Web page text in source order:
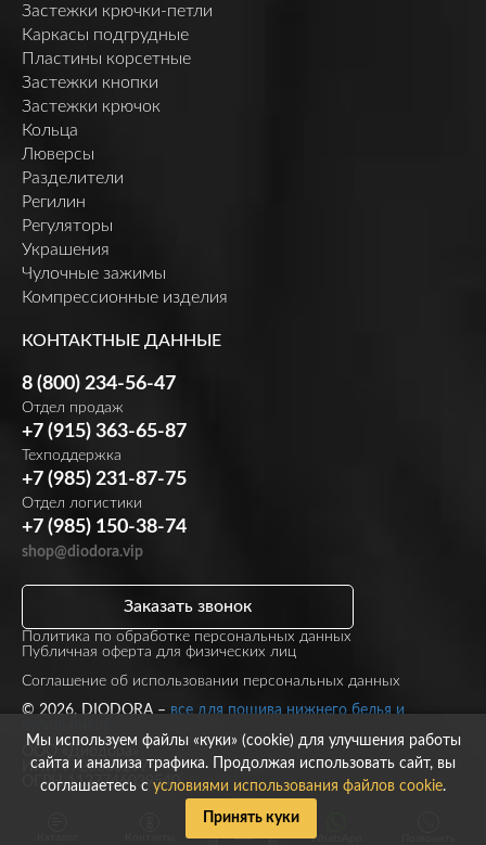
WhatsApp
Застежки крючки-петли
Каркасы подгрудные
Пластины корсетные
Застежки кнопки
Застежки крючок
Кольца
Люверсы
Разделители
Регилин
Регуляторы
Украшения
Чулочные зажимы
Компрессионные изделия
КОНТАКТНЫЕ ДАННЫЕ
8 (800) 234-56-47
Отдел продаж
+7 (915) 363-65-87
Техподдержка
+7 (985) 231-87-75
Отдел логистики
+7 (985) 150-38-74
shop@diodora.vip
Политика по обработке персональных данных
Публичная оферта для физических лиц
Заказать звонок
Соглашение об использовании персональных данных
© 2026, DIODORA – все для пошива нижнего белья и
ООО «Диодора»
ИНН 7723860297
ОГРН 1137746039540
Мы используем файлы «куки» (cookie) для улучшения работы
сайта и анализа трафика. Продолжая использовать сайт, вы
соглашаетесь с условиями использования файлов cookie.
Принять куки